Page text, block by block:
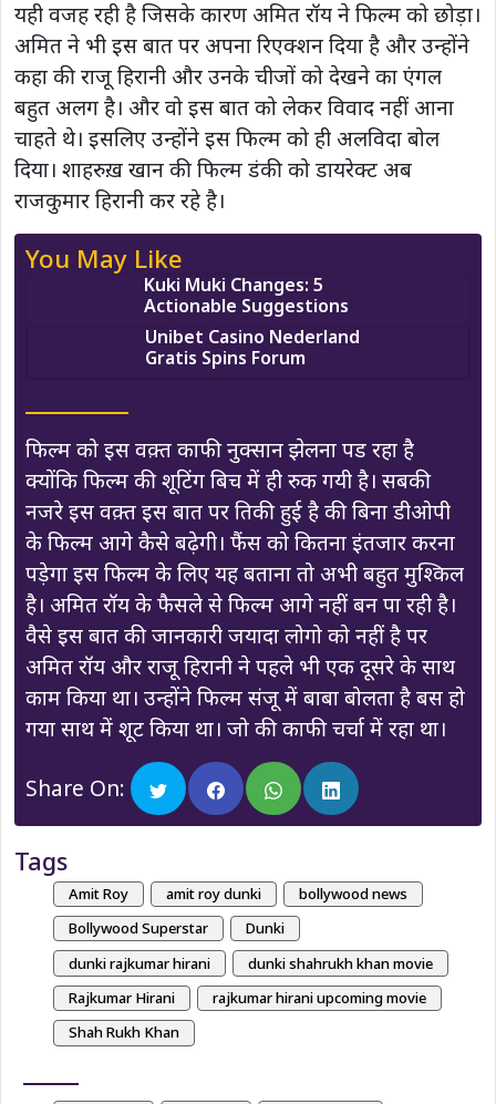
यही वजह रही है जिसके कारण अमित रॉय ने फिल्म को छोड़ा।
अमित ने भी इस बात पर अपना रिएक्शन दिया है और उन्होंने
कहा की राजू हिरानी और उनके चीजों को देखने का एंगल
बहुत अलग है। और वो इस बात को लेकर विवाद नहीं आना
चाहते थे। इसलिए उन्होंने इस फिल्म को ही अलविदा बोल
दिया। शाहरुख़ खान की फिल्म डंकी को डायरेक्ट अब
राजकुमार हिरानी कर रहे है।
You May Like
Kuki Muki Changes: 5
Actionable Suggestions
Unibet Casino Nederland
Gratis Spins Forum
फिल्म को इस वक़्त काफी नुक्सान झेलना पड रहा है
क्योंकि फिल्म की शूटिंग बिच में ही रुक गयी है। सबकी
नजरे इस वक़्त इस बात पर तिकी हुई है की बिना डीओपी
के फिल्म आगे कैसे बढ़ेगी। फैंस को कितना इंतजार करना
पड़ेगा इस फिल्म के लिए यह बताना तो अभी बहुत मुश्किल
है। अमित रॉय के फैसले से फिल्म आगे नहीं बन पा रही है।
वैसे इस बात की जानकारी जयादा लोगो को नहीं है पर
अमित रॉय और राजू हिरानी ने पहले भी एक दूसरे के साथ
काम किया था। उन्होंने फिल्म संजू में बाबा बोलता है बस हो
गया साथ में शूट किया था। जो की काफी चर्चा में रहा था।
Share On:
Tags
Amit Roy amit roy dunki
bollywood news
Bollywood Superstar
Dunki
dunki rajkumar hirani
dunki shahrukh khan movie
Rajkumar Hirani
rajkumar hirani upcoming movie
Shah Rukh Khan